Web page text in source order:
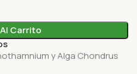
Carrito
y Alga Chondrus